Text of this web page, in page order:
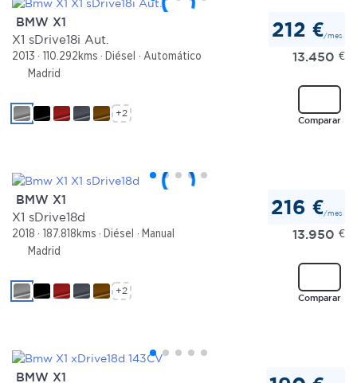
BMW X1
X1 sDrive18i Aut.
2013 110.292kms Diésel
Automático
Madrid
212 €/mes
13.450 €
Comparar
+2
BMW X1
X1 sDrive18d
2018 187.818kms Diésel
Manual
Madrid
216 €/mes
13.950 €
Comparar
+2
BMW X1